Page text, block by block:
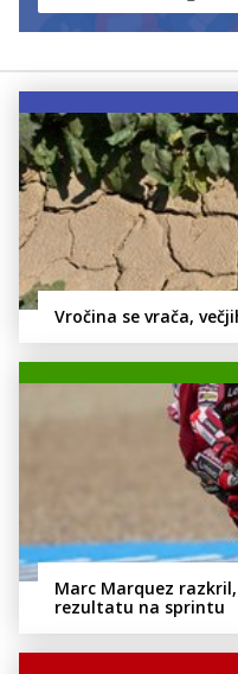
Vročina se vrača,
Marc Marquez
rezultatu na sprintu